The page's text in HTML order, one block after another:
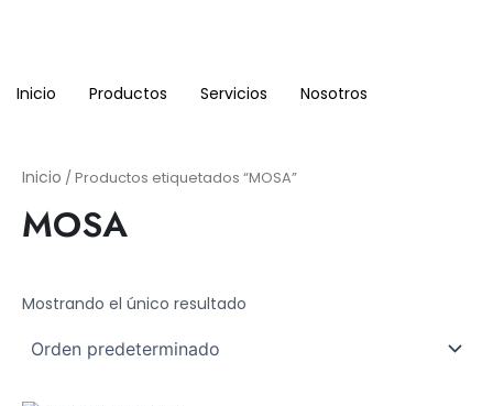
Inicio
Productos Servicios Nosotros
Inicio / Productos etiquetados “MOSA”
MOSA
Mostrando el único resultado